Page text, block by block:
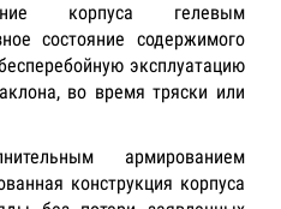
корпуса гелевым
состояние содержимого
эксплуатацию
во время тряски или
армированием
конструкция корпуса